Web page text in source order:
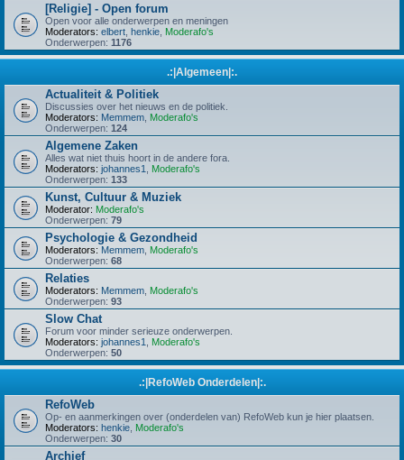
[Religie] - Open forum
Open voor alle onderwerpen en meningen
Moderators: elbert henkie Moderafo's
Onderwerpen: 1176
.:|Algemeen|:.
Actualiteit & Politiek
Discussies over het nieuws en de politiek.
Moderators: Memmem Moderafo's
Onderwerpen: 124
Algemene Zaken
Alles wat niet thuis hoort in de andere fora.
Moderators: johannes1
Moderafo's
Onderwerpen: 133
Kunst, Cultuur & Muziek
Moderator: Moderafo's
Onderwerpen: 79
Psychologie & Gezondheid
Moderators: Memmem Moderafo's
Onderwerpen: 68
Relaties
Moderators: Memmem Moderafo's
Onderwerpen: 93
Slow Chat
Forum voor minder serieuze onderwerpen.
Moderators: johannes1
Moderafo's
Onderwerpen: 50
.:|RefoWeb Onderdelen|:.
RefoWeb
Op- en aanmerkingen over (onderdelen van) RefoWeb kun je hier plaatsen.
Moderators: henkie Moderafo's
Onderwerpen: 30
Archief